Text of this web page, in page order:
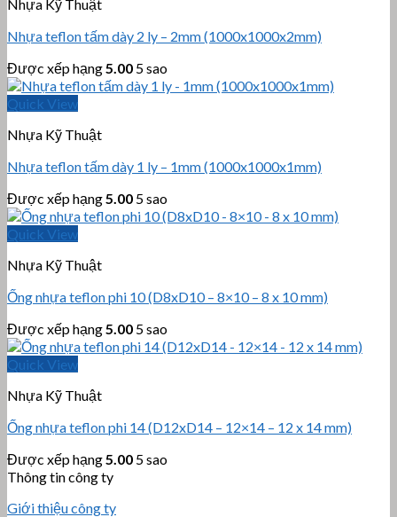
Nhựa Kỹ Thuật
Nhựa teflon tấm dày 2 ly – 2mm (1000x1000x2mm)
Được xếp hạng 5.00 5 sao
Quick View
Nhựa Kỹ Thuật
Nhựa teflon tấm dày 1 ly – 1mm (1000x1000x1mm)
Được xếp hạng 5.00 5 sao
Quick View
Nhựa Kỹ Thuật
Ống nhựa teflon phi 10 (D8xD10 – 8×10 – 8 x 10 mm)
Được xếp hạng 5.00 5 sao
Quick View
Nhựa Kỹ Thuật
Ống nhựa teflon phi 14 (D12xD14 – 12×14 – 12 x 14 mm)
Được xếp hạng 5.00 5 sao
Thông tin công ty
Giới thiệu công ty